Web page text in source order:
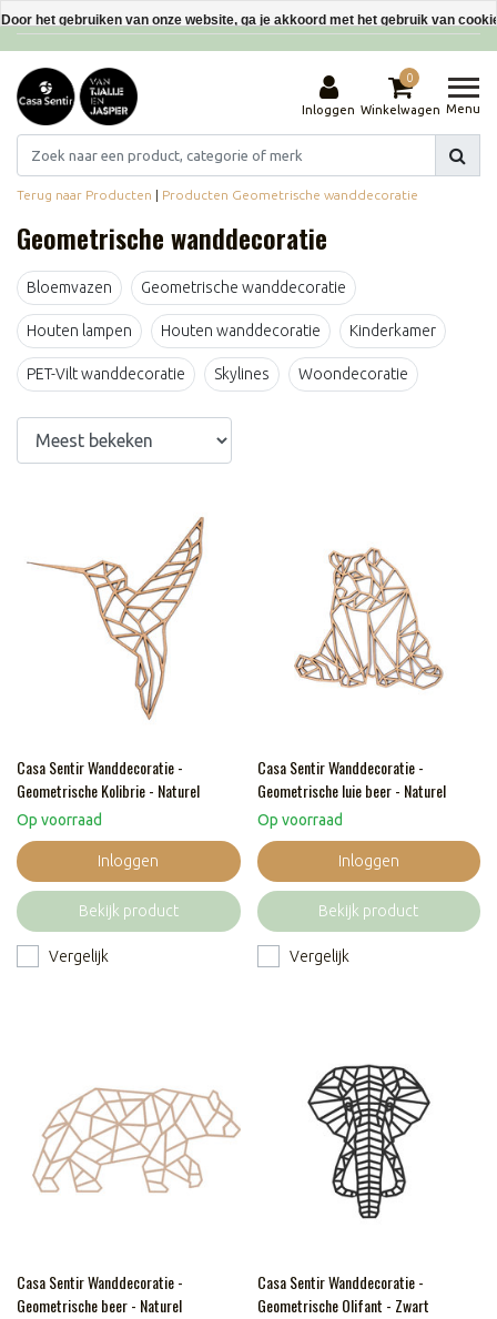
Interieurdecoraties van gerecyclede materialen
Inloggen
0
Winkelwagen Menu
Terug naar Producten | Producten Geometrische wanddecoratie
Geometrische wanddecoratie
Bloemvazen Geometrische wanddecoratie
Houten lampen Houten wanddecoratie Kinderkamer
PET-Vilt wanddecoratie Skylines Woondecoratie
Casa Sentir Wanddecoratie -
Geometrische Kolibrie - Naturel
Op voorraad
Inloggen
Bekijk product
Vergelijk
Casa Sentir Wanddecoratie -
Geometrische luie beer - Naturel
Op voorraad
Inloggen
Bekijk product
Vergelijk
Casa Sentir Wanddecoratie -
Geometrische beer - Naturel
Casa Sentir Wanddecoratie -
Geometrische Olifant - Zwart
Door het gebruiken van onze website, ga je akkoord met het gebruik van